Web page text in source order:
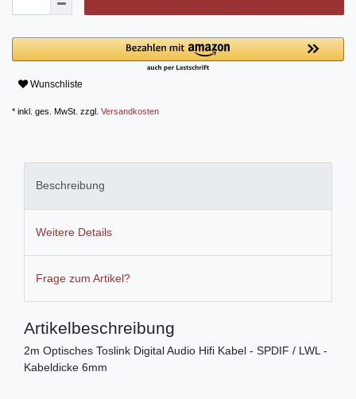
Wunschliste
* inkl. ges. MwSt. zzgl. Versandkosten
Beschreibung
Weitere Details
Frage zum Artikel?
Artikelbeschreibung
2m Optisches Toslink Digital Audio Hifi Kabel - SPDIF / LWL -
Kabeldicke 6mm